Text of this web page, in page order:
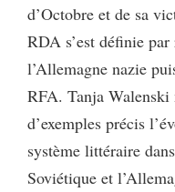
d’Octobre et de sa
RDA s’est définie
l’Allemagne nazie
RFA. Tanja
d’exemples précis
système littéraire
Soviétique et